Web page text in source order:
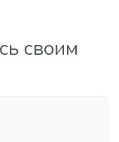
своим